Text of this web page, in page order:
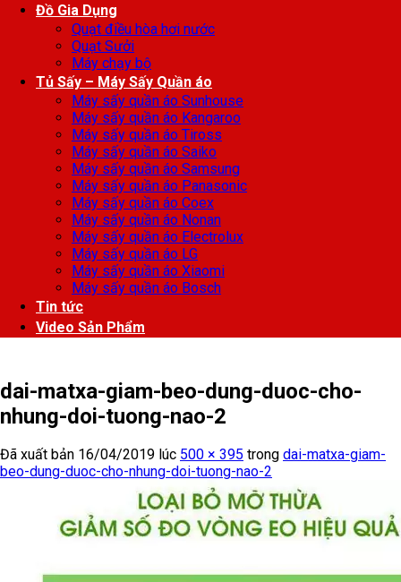
Đồ Gia Dụng
Quạt điều hòa hơi nước
Quạt Sưởi
Máy chạy bộ
Tủ Sấy – Máy Sấy Quần áo
Máy sấy quần áo Sunhouse
Máy sấy quần áo Kangaroo
Máy sấy quần áo Tiross
Máy sấy quần áo Saiko
Máy sấy quần áo Samsung
Máy sấy quần áo Panasonic
Máy sấy quần áo Coex
Máy sấy quần áo Nonan
Máy sấy quần áo Electrolux
Máy sấy quần áo LG
Máy sấy quần áo Xiaomi
Máy sấy quần áo Bosch
Tin tức
Video Sản Phẩm
dai-matxa-giam-beo-dung-duoc-cho-
nhung-doi-tuong-nao-2
Đã xuất bản 16/04/2019 lúc 500 × 395 trong dai-matxa-giam-
beo-dung-duoc-cho-nhung-doi-tuong-nao-2